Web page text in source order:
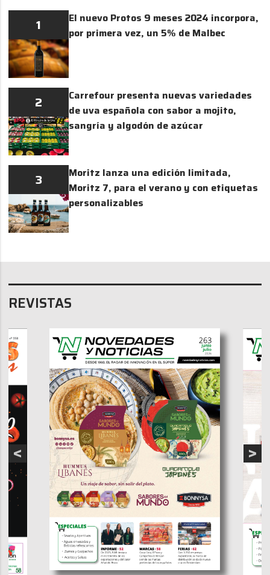
1
El nuevo Protos 9 meses 2024 incorpora,
por primera vez, un 5% de Malbec
2
Carrefour presenta nuevas variedades
de uva española con sabor a mojito,
sangría y algodón de azúcar
3
Moritz lanza una edición limitada,
Moritz 7, para el verano y con etiquetas
personalizables
REVISTAS